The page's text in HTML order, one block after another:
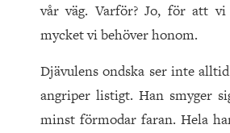
vår väg. Varför? Jo, för att
mycket vi behöver honom.
Djävulens ondska ser inte
angriper listigt. Han smyger
minst förmodar faran. Hela